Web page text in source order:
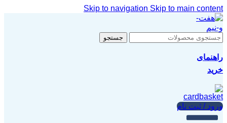
Skip to navigation Skip to main content
جستجو
راهنمای
خرید
ورود / ثبت نام